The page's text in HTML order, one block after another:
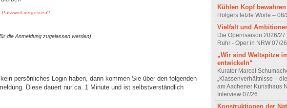
vergessen?
die Anmeldung zugelassen werden)
persönliches Login haben, dann kommen Sie über den folgenden
Diese dauert nur ca. 1 Minute und ist selbstverständlich
Kühlen Kopf bewahren
Holgers letzte Worte – 08/
Vielfalt und
Die Opernsaison 2026/
Ruhr - Oper in NRW 07/26
„Wir sind Weltspitze
entwickeln“
Kurator Marcel
„Klassenverhältnisse –
am Aachener Kunsthaus
Interview 07/26
Konstruktionen der